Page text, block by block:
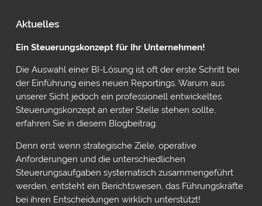
Aktuelles
Ein Steuerungskonzept für Ihr Unternehmen!
Die Auswahl einer BI-Lösung ist oft der erste Schritt bei
der Einführung eines neuen Reportings. Warum aus
unserer Sicht jedoch ein professionell entwickeltes
Steuerungskonzept an erster Stelle stehen sollte,
erfahren Sie in diesem Blogbeitrag.
Denn erst wenn strategische Ziele, operative
Anforderungen und die unterschiedlichen
Steuerungsaufgaben systematisch zusammengeführt
werden, entsteht ein Berichtswesen, das Führungskräfte
bei ihren Entscheidungen wirklich unterstützt!